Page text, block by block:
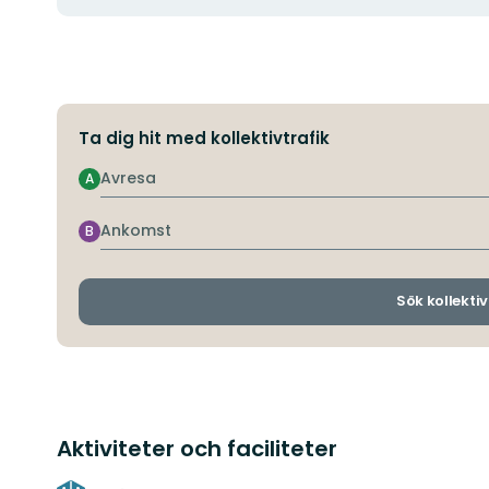
Ta dig hit med kollektivtrafik
Avresa
A
Ankomst
B
Sök
Aktiviteter och faciliteter